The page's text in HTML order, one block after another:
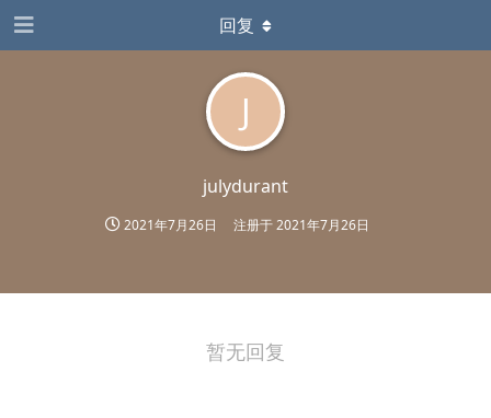
J
julydurant
2021年7月26日 注册于2021年7月26日
回复
暂无回复